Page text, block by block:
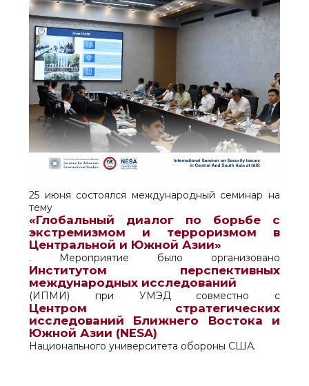
25 июня состоялся международный семинар на
тему
«Глобальный диалог по борьбе с
экстремизмом и терроризмом в
Центральной и Южной Азии»
. Мероприятие было организовано
Институтом перспективных
международных исследований
(ИПМИ) при УМЭД совместно с
Центром стратегических
исследований Ближнего Востока и
Южной Азии (NESA)
Национального университета обороны США.